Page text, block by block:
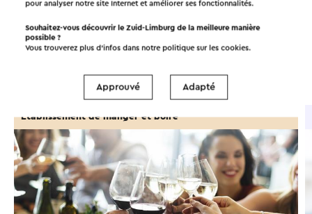
À faire dans la région!
Établissement de manger et boire
pour analyser notre site Internet et améliorer ses fonctionnalités.
Souhaitez-vous découvrir le Zuid-Limburg de la meilleure manière
possible ?
Vous trouverez plus d’infos dans notre politique sur lescookies.
Approuvé Adapté